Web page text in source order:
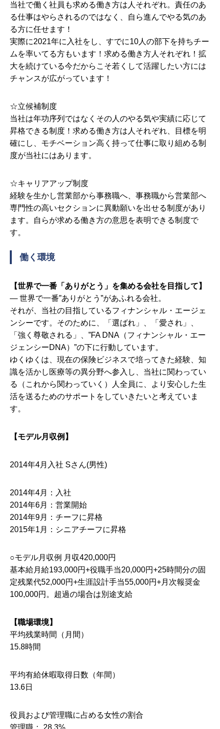
当社で働く社員も求める働き方は人それぞれ。責任のあ
る仕事はやらされるのではなく、自ら進んでやる気のあ
る方に任せます！
実際に2021年に入社をし、すでに10人の部下を持ちチー
ムを率いてる方もいます！求める働き方人それぞれ！拡
大を続けている今だからこそ若くして活躍したい方には
チャンスが広がっています！
☆立候補制度
当社は年功序列ではなくその人のやる気や実績に応じて
昇格できる制度！求める働き方は人それぞれ、目標を明
確にし、モチベーション高く持って仕事に取り組める制
度が当社にはあります。
☆キャリアアップ制度
経験を生かし営業部から事務職へ、事務職から営業部へ
専門性の高いセクションに異動願いを出せる制度があり
ます。自らが求める働き方の意思を表明できる制度で
す。
働く環境
【世界で一番「ありがとう」を集める会社を目指して】
― 世界で一番”ありがとう”があふれる会社。
それが、当社の目指しているフィナンシャル・エージェ
ンシーです。そのために、「選ばれ」、「愛され」、
「強く尊敬される」、”FA DNA（フィナンシャル・エー
ジェンシーDNA）”の下に行動しています。
ゆくゆくは、現在の保険ビジネスで培ってきた経験、知
識を活かし医療等の異分野へ参入し、当社に関わってい
る（これから関わっていく）人全員に、より安心した生
活を送るためのサポートをしていきたいと考えていま
す。
【モデル月収例】
2014年4月入社 Sさん(男性)
2014年4月：入社
2014年6月：営業開始
2014年9月：チーフに昇格
2015年1月：シニアチーフに昇格
○モデル月収例 月収420,000円
基本給月給193,000円+役職手当20,000円+25時間分の固
定残業代52,000円+生涯設計手当55,000円+月次報奨金
100,000円。超過の場合は別途支給
【職場環境】
平均残業時間（月間）
15.8時間
平均有給休暇取得日数（年間）
13.6日
役員および管理職に占める女性の割合
管理職： 28.3%